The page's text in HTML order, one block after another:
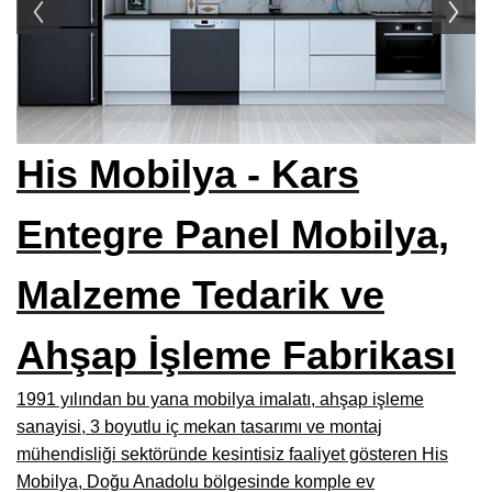
Siteler Mobilyacılar, Mobilya Mağazaları, İmalatçıları
İnegöl Mobilyacılar, Mobilya Mağazaları, Firmaları
Modoko Mobilya Mağazaları, Modoko Mobilya İstanbul
Kayseri Mobilya Firmaları, Fabrikaları, İhracatçıları
İzmir Mobilya Mağazaları, Firmaları, İmalatçıları
Bursa Mobilyacılar, Mobilya Fabrikaları, Üreticileri
Gaziantep Mobilya Mağazaları, İmalatçıları, Üreticileri
Konya Mobilyacıları, Mobilya Mağazaları, Fabrikaları
Kocaeli Mobilyacılar, Mobilya Firmaları, Üreticileri, Mağazaları
Adana Mobilyacılar, Mobilya Mağazaları, Üretici Firmaları
Amasya Mobilyacılar, Mobilya Mağazaları, İmalatçıları
His Mobilya - Kars
Entegre Panel Mobilya,
Malzeme Tedarik ve
Ahşap İşleme Fabrikası
1991 yılından bu yana mobilya imalatı, ahşap işleme
sanayisi, 3 boyutlu iç mekan tasarımı ve montaj
mühendisliği sektöründe kesintisiz faaliyet gösteren His
Mobilya, Doğu Anadolu bölgesinde komple ev